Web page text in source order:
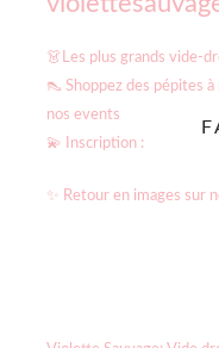
👗Les plus grands vide-
👠 Shoppez des pépites
nos events
💫 Inscription :
✨ Retour en images sur